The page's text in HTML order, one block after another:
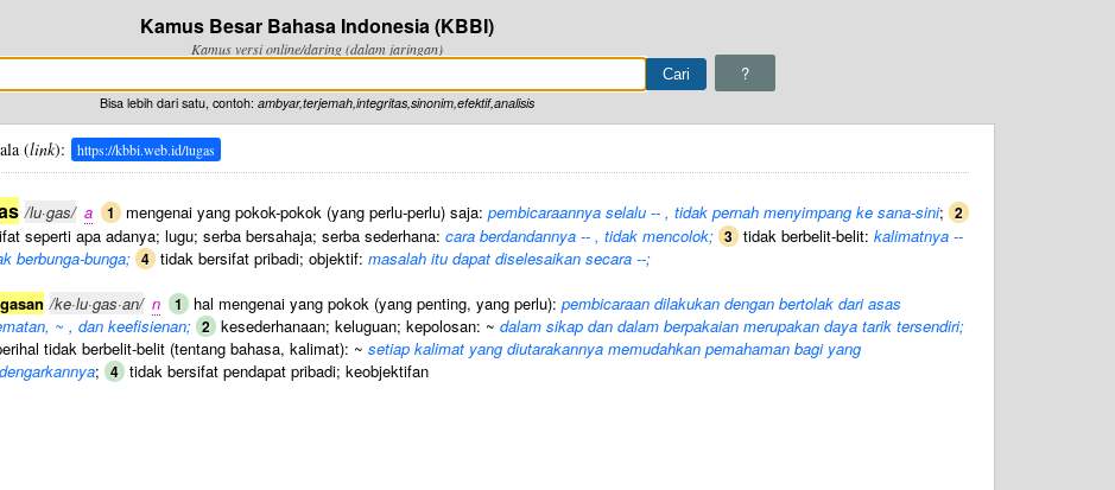
Kamus Besar Bahasa Indonesia (KBBI)
Kamus versi online/daring (dalam jaringan)
?
Bisa lebih dari satu, contoh: ambyar,terjemah,integritas,sinonim,efektif,analisis
(link): https://kbbi.web.id/lugas
/lu·gas/ a 1 mengenai yang pokok-pokok (yang perlu-perlu) saja: pembicaraannya selalu -- , tidak pernah menyimpang ke sana-sini; 2
seperti apa adanya; lugu; serba bersahaja; serba sederhana: cara berdandannya -- , tidak mencolok; 3 tidak berbelit-belit: kalimatnya --
berbunga-bunga; 4 tidak bersifat pribadi; objektif: masalah itu dapat diselesaikan secara --;
/ke·lu·gas·an/ n 1 hal mengenai yang pokok (yang penting, yang perlu): pembicaraan dilakukan dengan bertolak dari asas
~ , dan keefisienan; 2 kesederhanaan; keluguan; kepolosan: ~ dalam sikap dan dalam berpakaian merupakan daya tarik tersendiri;
tidak berbelit-belit (tentang bahasa, kalimat): ~ setiap kalimat yang diutarakannya memudahkan pemahaman bagi yang
; 4 tidak bersifat pendapat pribadi; keobjektifan